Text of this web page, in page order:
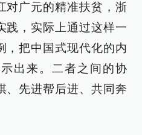
对广元的精准扶贫，浙
践，实际上通过这样一
，把中国式现代化的内
出来。二者之间的协
、先进帮后进、共同奔